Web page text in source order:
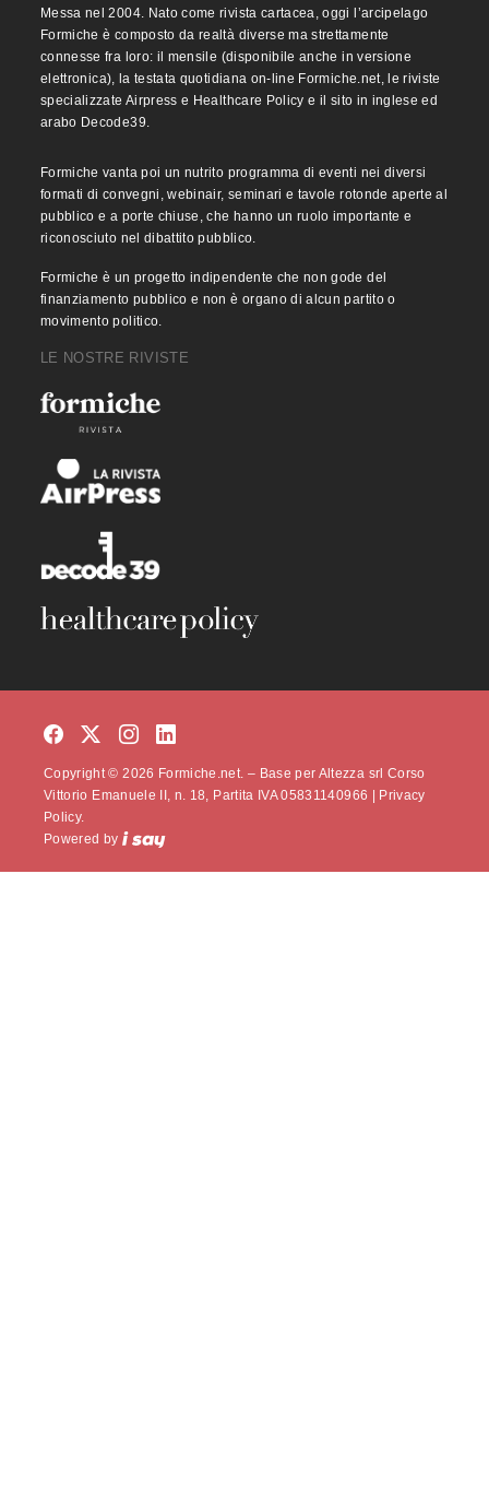
Messa nel 2004. Nato come rivista cartacea, oggi l’arcipelago
Formiche è composto da realtà diverse ma strettamente
connesse fra loro: il mensile (disponibile anche in versione
elettronica), la testata quotidiana on-line Formiche.net, le riviste
specializzate Airpress e Healthcare Policy e il sito in inglese ed
arabo Decode39.
Formiche vanta poi un nutrito programma di eventi nei diversi
formati di convegni, webinair, seminari e tavole rotonde aperte al
pubblico e a porte chiuse, che hanno un ruolo importante e
riconosciuto nel dibattito pubblico.
Formiche è un progetto indipendente che non gode del
finanziamento pubblico e non è organo di alcun partito o
movimento politico.
LE NOSTRE RIVISTE
Copyright © 2026 Formiche.net. – Base per Altezza srl Corso
Vittorio Emanuele II, n. 18, Partita IVA 05831140966 | Privacy
Policy.
Powered by